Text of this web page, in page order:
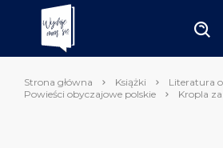
Strona główna Książki
Literatura
Powieści obyczajowe polskie
Kropla